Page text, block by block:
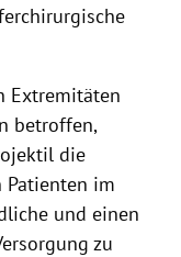
Extremitäten
betroffen,
die
Patienten im
und einen
zu